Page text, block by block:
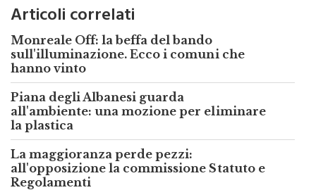
Articoli correlati
Monreale Off: la beffa del bando
sull'illuminazione. Ecco i comuni che
hanno vinto
Piana degli Albanesi guarda
all'ambiente: una mozione per eliminare
la plastica
La maggioranza perde pezzi:
all'opposizione la commissione Statuto e
Regolamenti